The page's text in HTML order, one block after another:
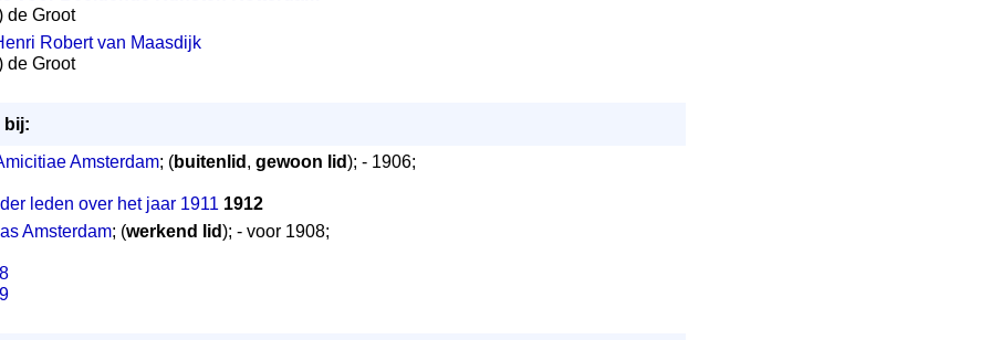
de Groot
Robert van Maasdijk
de Groot
bij:
Amsterdam; (buitenlid , gewoon lid); - 1906;
leden over het jaar 1911 1912
Amsterdam; (werkend lid); - voor 1908;